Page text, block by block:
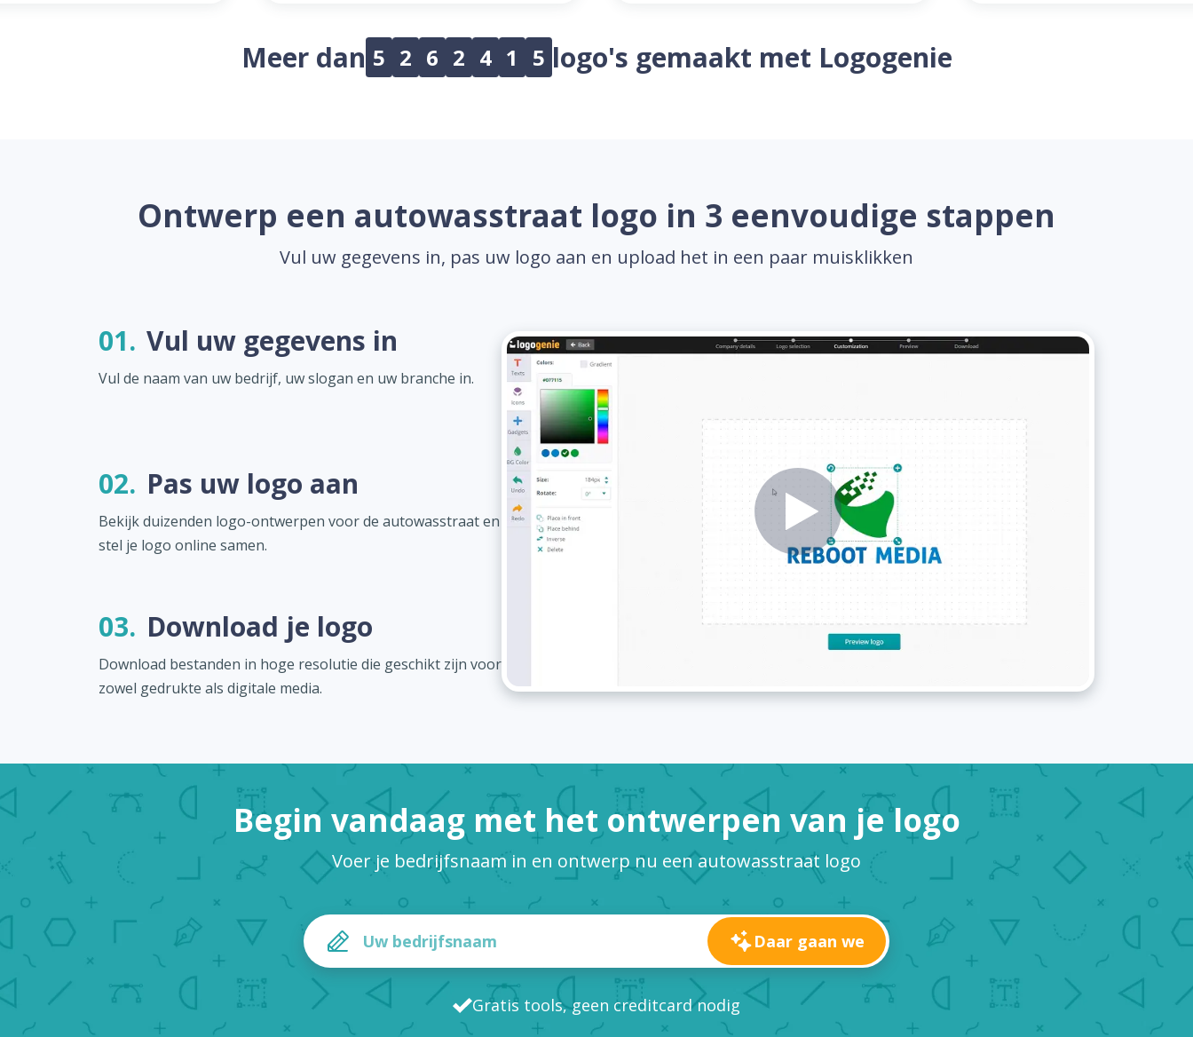
Meer dan 5 2 6 2 4 1 5 logo's gemaakt met Logogenie
Ontwerp een autowasstraat logo in 3 eenvoudige stappen
Vul uw gegevens in, pas uw logo aan en upload het in een paar muisklikken
01. Vul uw gegevens in
Vul de naam van uw bedrijf, uw slogan en uw branche in.
02. Pas uw logo aan
Bekijk duizenden logo-ontwerpen voor de autowasstraat en
stel je logo online samen.
03. Download je logo
Download bestanden in hoge resolutie die geschikt zijn voor
zowel gedrukte als digitale media.
Begin vandaag met het ontwerpen van je logo
Voer je bedrijfsnaam in en ontwerp nu een autowasstraat logo
Daar gaan we
Gratis tools, geen creditcard nodig